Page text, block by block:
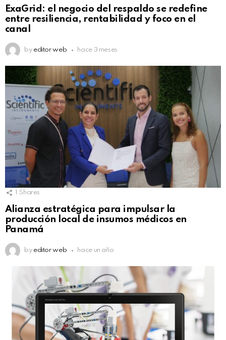
ExaGrid: el negocio del respaldo se redefine
entre resiliencia, rentabilidad y foco en el
canal
by editor web hace 3 meses
Shares
Alianza estratégica para impulsar la
producción local de insumos médicos en
Panamá
by editor web hace un año